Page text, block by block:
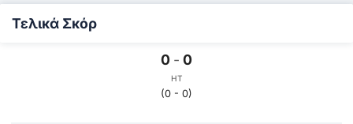
Τελικά Σκόρ
0 - 0
HT
(0 - 0)